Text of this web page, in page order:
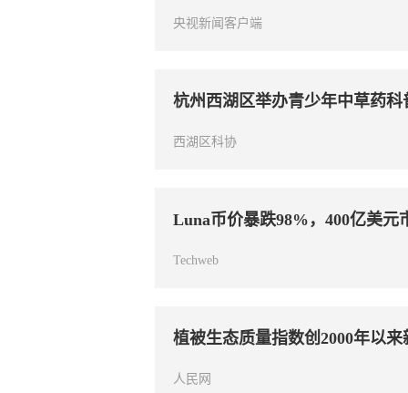
央视新闻客户端
杭州西湖区举办青少年中草药科
西湖区科协
Luna币价暴跌98%，400亿美
Techweb
植被生态质量指数创2000年以来
人民网